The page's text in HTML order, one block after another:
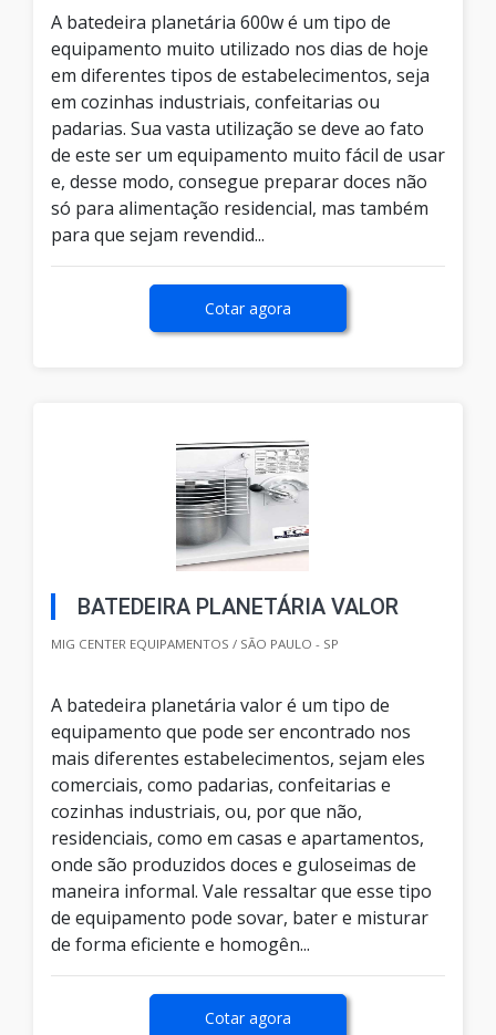
A batedeira planetária 600w é um tipo de
equipamento muito utilizado nos dias de hoje
em diferentes tipos de estabelecimentos, seja
em cozinhas industriais, confeitarias ou
padarias. Sua vasta utilização se deve ao fato
de este ser um equipamento muito fácil de usar
e, desse modo, consegue preparar doces não
só para alimentação residencial, mas também
para que sejam revendid...
Cotar agora
BATEDEIRA PLANETÁRIA VALOR
MIG CENTER EQUIPAMENTOS / SÃO PAULO - SP
A batedeira planetária valor é um tipo de
equipamento que pode ser encontrado nos
mais diferentes estabelecimentos, sejam eles
comerciais, como padarias, confeitarias e
cozinhas industriais, ou, por que não,
residenciais, como em casas e apartamentos,
onde são produzidos doces e guloseimas de
maneira informal. Vale ressaltar que esse tipo
de equipamento pode sovar, bater e misturar
de forma eficiente e homogên...
Cotar agora